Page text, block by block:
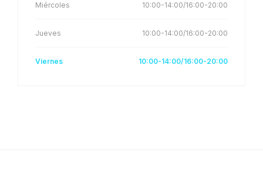
Miércoles 10:00-14:00/16:00-20:00
Jueves 10:00-14:00/16:00-20:00
Viernes 10:00-14:00/16:00-20:00